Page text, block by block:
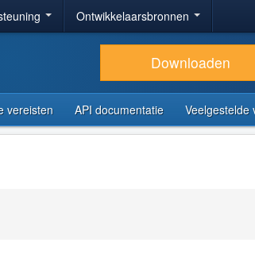
Ontwikkelaarsbronnen
Downloaden
vereisten API documentatie Veelgestelde